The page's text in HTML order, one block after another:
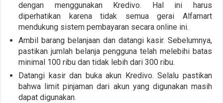
dengan menggunakan Kredivo. Hal ini harus
diperhatikan karena tidak semua gerai Alfamart
mendukung sistem pembayaran secara online ini.
Ambil barang belanjaan dan datangi kasir. Sebelumnya,
pastikan jumlah belanja pengguna telah melebihi batas
minimal 100 ribu dan tidak lebih dari 300 ribu.
Datangi kasir dan buka akun Kredivo. Selalu pastikan
bahwa limit pinjaman dari akun yang digunakan masih
dapat digunakan.